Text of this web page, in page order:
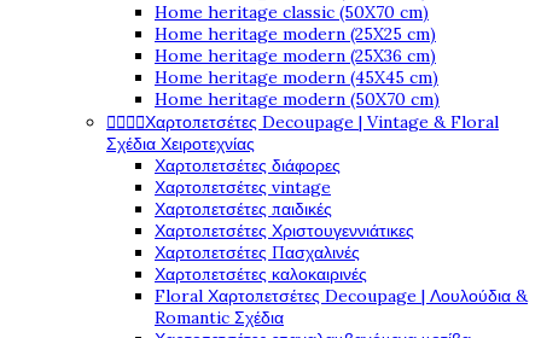
Home heritage classic (50X70 cm)
Home heritage modern (25X25 cm)
Home heritage modern (25X36 cm)
Home heritage modern (45X45 cm)
Home heritage modern (50X70 cm)
   Χαρτοπετσέτες Decoupage | Vintage & Floral
Σχέδια Χειροτεχνίας
Χαρτοπετσέτες διάφορες
Χαρτοπετσέτες vintage
Χαρτοπετσέτες παιδικές
Χαρτοπετσέτες Χριστουγεννιάτικες
Χαρτοπετσέτες Πασχαλινές
Χαρτοπετσέτες καλοκαιρινές
Floral Χαρτοπετσέτες Decoupage | Λουλούδια &
Romantic Σχέδια